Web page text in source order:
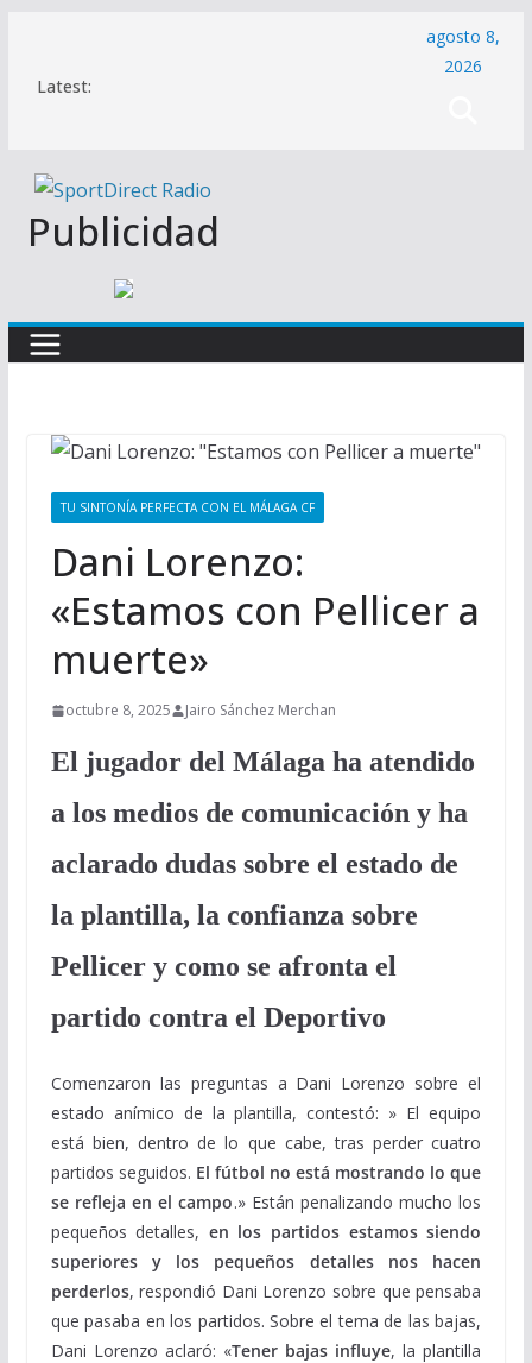
contenido
Latest:
agosto 8,
2026
Publicidad
TU SINTONÍA PERFECTA CON EL MÁLAGA CF
Dani Lorenzo:
«Estamos con Pellicer a
muerte»
octubre 8, 2025 Jairo Sánchez Merchan
El jugador del Málaga ha atendido
a los medios de comunicación y ha
aclarado dudas sobre el estado de
la plantilla, la confianza sobre
Pellicer y como se afronta el
partido contra el Deportivo
Comenzaron las preguntas a Dani Lorenzo sobre el
estado anímico de la plantilla, contestó: » El equipo
está bien, dentro de lo que cabe, tras perder cuatro
partidos seguidos. El fútbol no está mostrando lo que
se refleja en el campo.» Están penalizando mucho los
pequeños detalles, en los partidos estamos siendo
superiores y los pequeños detalles nos hacen
perderlos, respondió Dani Lorenzo sobre que pensaba
que pasaba en los partidos. Sobre el tema de las bajas,
Dani Lorenzo aclaró: «Tener bajas influye, la plantilla